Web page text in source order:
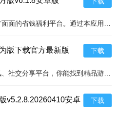
，快速筛选出感兴趣的歌曲资
啦。
版下载官方最新版
下载
v5.2.8.20260410安卓
下载